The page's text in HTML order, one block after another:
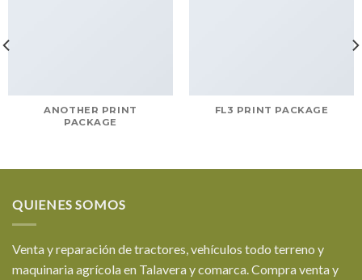
ANOTHER PRINT
PACKAGE
FL3 PRINT PACKAGE
QUIENES SOMOS
Venta y reparación de tractores, vehículos todo terreno y
maquinaria agrícola en Talavera y comarca. Compra venta y